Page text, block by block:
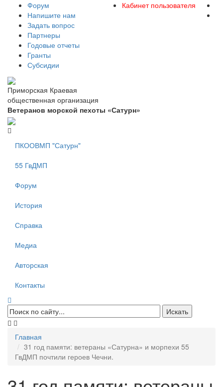
Форум
Напишите нам
Задать вопрос
Партнеры
Годовые отчеты
Гранты
Субсидии
Кабинет пользователя
Приморская Краевая
общественная организация
Ветеранов морской пехоты «Сатурн»
ПКООВМП "Сатурн"
55 ГвДМП
Форум
История
Справка
Медиа
Авторская
Контакты
Главная
31 год памяти: ветераны «Сатурна» и морпехи 55
ГвДМП почтили героев Чечни.